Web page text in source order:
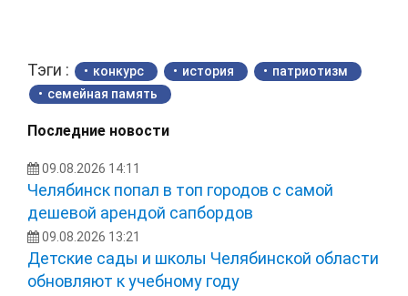
Тэги : конкурс история
патриотизм
семейная память
Последние новости
09.08.2026 14:11
Челябинск попал в топ городов с самой
дешевой арендой сапбордов
09.08.2026 13:21
Детские сады и школы Челябинской области
обновляют к учебному году